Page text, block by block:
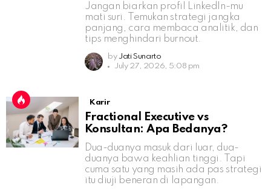
Jangan biarkan profil LinkedIn-mu
mati suri. Temukan strategi jangka
panjang, cara membaca analitik, dan
tips menghindari burnout.
by Jati Sunarto
July 27, 2026, 5:08 pm
Karir
Fractional Executive vs
Konsultan: Apa Bedanya?
Dua-duanya masuk dari luar, dua-
duanya bawa keahlian tinggi. Tapi
cuma satu yang masih ada pas strategi
itu diuji beneran di lapangan.